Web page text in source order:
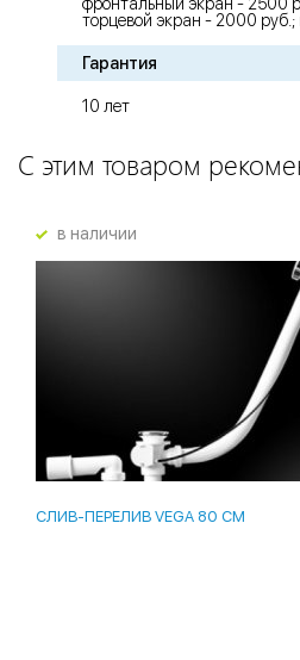
торцевой экран - 2000
Гарантия
10 лет
С этим товаром
в наличии
СЛИВ-ПЕРЕЛИВ VEGA 80 СМ